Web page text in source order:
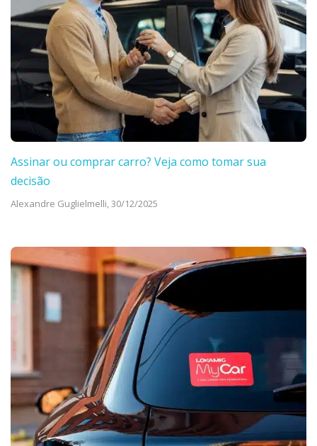
Assinar ou comprar carro? Veja como tomar sua
decisão
Alexandre Guglielmelli,30/12/2025